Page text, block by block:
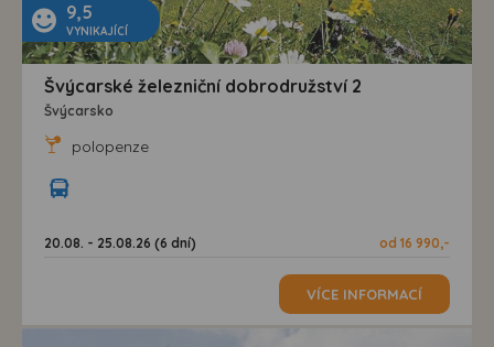
9,5
VYNIKAJÍCÍ
Švýcarské železniční dobrodružství 2
Švýcarsko
polopenze
20.08. - 25.08.26 (6 dní) od 16 990,-
VÍCE INFORMACÍ